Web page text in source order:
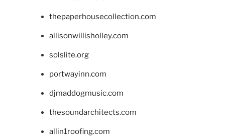
thepaperhousecollection.com
allisonwillisholley.com
solslite.org
portwayinn.com
djmaddogmusic.com
thesoundarchitects.com
allin1roofing.com